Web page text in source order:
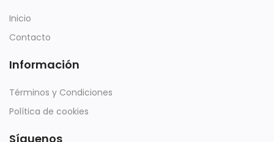
Inicio
Contacto
Información
Términos y Condiciones
Política de cookies
Síguenos